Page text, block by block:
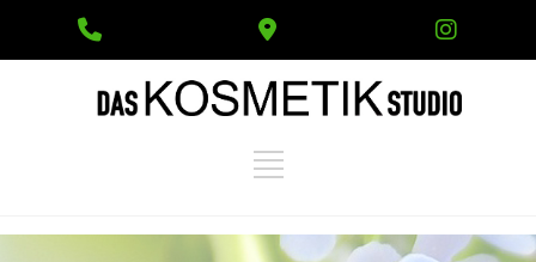
Number
for
Maps